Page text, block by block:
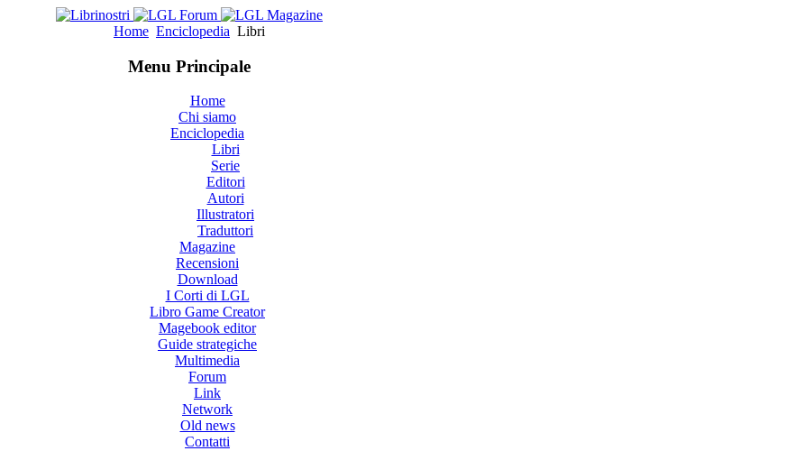
Home Enciclopedia Libri
Menu Principale
Home
Chi siamo
Enciclopedia
Libri
Serie
Editori
Autori
Illustratori
Traduttori
Magazine
Recensioni
Download
I Corti di LGL
Libro Game Creator
Magebook editor
Guide strategiche
Multimedia
Forum
Link
Network
Old news
Contatti